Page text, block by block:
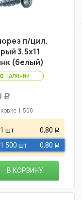
п/цил.
3,5х11
(белый)
в наличии
Р
1 500
шт 0,80 Р
500 шт 0,80 Р
В КОРЗИНУ